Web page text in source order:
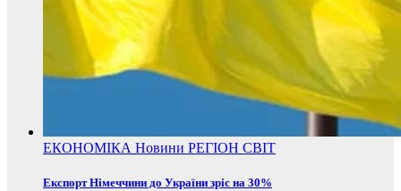
ЕКОНОМІКА Новини РЕГІОН СВІТ
Експорт Німеччини до України зріс на 30%